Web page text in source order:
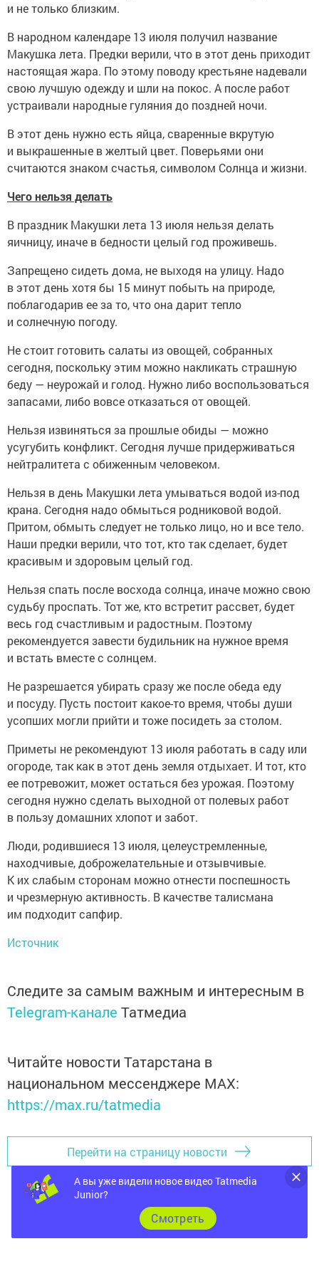
и не только близким.
В народном календаре 13 июля получил название
Макушка лета. Предки верили, что в этот день приходит
настоящая жара. По этому поводу крестьяне надевали
свою лучшую одежду и шли на покос. А после работ
устраивали народные гуляния до поздней ночи.
В этот день нужно есть яйца, сваренные вкрутую
и выкрашенные в желтый цвет. Поверьями они
считаются знаком счастья, символом Солнца и жизни.
Чего нельзя делать
В праздник Макушки лета 13 июля нельзя делать
яичницу, иначе в бедности целый год проживешь.
Запрещено сидеть дома, не выходя на улицу. Надо
в этот день хотя бы 15 минут побыть на природе,
поблагодарив ее за то, что она дарит тепло
и солнечную погоду.
Не стоит готовить салаты из овощей, собранных
сегодня, поскольку этим можно накликать страшную
беду — неурожай и голод. Нужно либо воспользоваться
запасами, либо вовсе отказаться от овощей.
Нельзя извиняться за прошлые обиды — можно
усугубить конфликт. Сегодня лучше придерживаться
нейтралитета с обиженным человеком.
Нельзя в день Макушки лета умываться водой из-под
крана. Сегодня надо обмыться родниковой водой.
Притом, обмыть следует не только лицо, но и все тело.
Наши предки верили, что тот, кто так сделает, будет
красивым и здоровым целый год.
Нельзя спать после восхода солнца, иначе можно свою
судьбу проспать. Тот же, кто встретит рассвет, будет
весь год счастливым и радостным. Поэтому
рекомендуется завести будильник на нужное время
и встать вместе с солнцем.
Не разрешается убирать сразу же после обеда еду
и посуду. Пусть постоит какое-то время, чтобы души
усопших могли прийти и тоже посидеть за столом.
Приметы не рекомендуют 13 июля работать в саду или
огороде, так как в этот день земля отдыхает. И тот, кто
ее потревожит, может остаться без урожая. Поэтому
сегодня нужно сделать выходной от полевых работ
в пользу домашних хлопот и забот.
Люди, родившиеся 13 июля, целеустремленные,
находчивые, доброжелательные и отзывчивые.
К их слабым сторонам можно отнести поспешность
и чрезмерную активность. В качестве талисмана
им подходит сапфир.
Источник
Следите за самым важным и интересным в
Telegram-канале Татмедиа
Читайте новости Татарстана в
национальном мессенджере MАХ:
https://max.ru/tatmedia
Перейти на страницу новости
А вы уже видели новое видео Tatmedia
Junior?
Cмотреть